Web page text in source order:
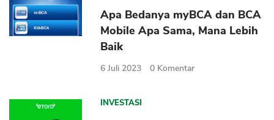
Apa Bedanya myBCA dan BCA
Mobile Apa Sama, Mana Lebih
Baik
6 Juli 2023 0 Komentar
INVESTASI